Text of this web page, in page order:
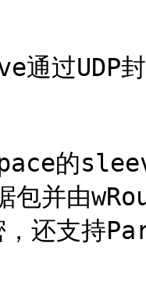
通过
的
并由
还支持